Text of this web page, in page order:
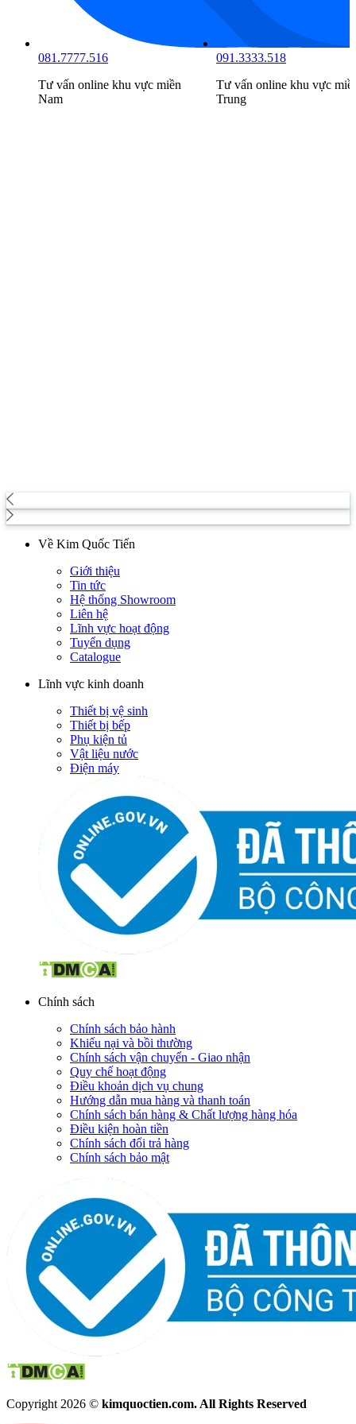
081.7777.516
Tư vấn online khu vực miền
Nam
091.3333.518
Tư vấn online khu vực
Trung
Về Kim Quốc Tiến
Giới thiệu
Tin tức
Hệ thống Showroom
Liên hệ
Lĩnh vực hoạt động
Tuyển dụng
Catalogue
Lĩnh vực kinh doanh
Thiết bị vệ sinh
Thiết bị bếp
Phụ kiện tủ
Vật liệu nước
Điện máy
Chính sách
Chính sách bảo hành
Khiếu nại và bồi thường
Chính sách vận chuyển - Giao nhận
Quy chế hoạt động
Điều khoản dịch vụ chung
Hướng dẫn mua hàng và thanh toán
Chính sách bán hàng & Chất lượng hàng hóa
Điều kiện hoàn tiền
Chính sách đổi trả hàng
Chính sách bảo mật
Copyright 2026 © kimquoctien.com. All Rights Reserved